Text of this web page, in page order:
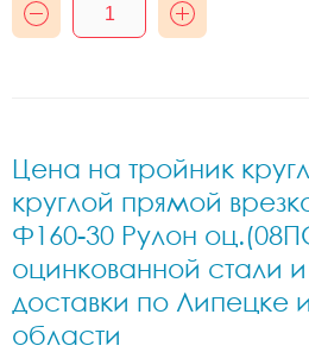
Цена на тройник
круглой прямой
Ф160-30 Рулон
оцинкованной стали
доставки по Липецке
области